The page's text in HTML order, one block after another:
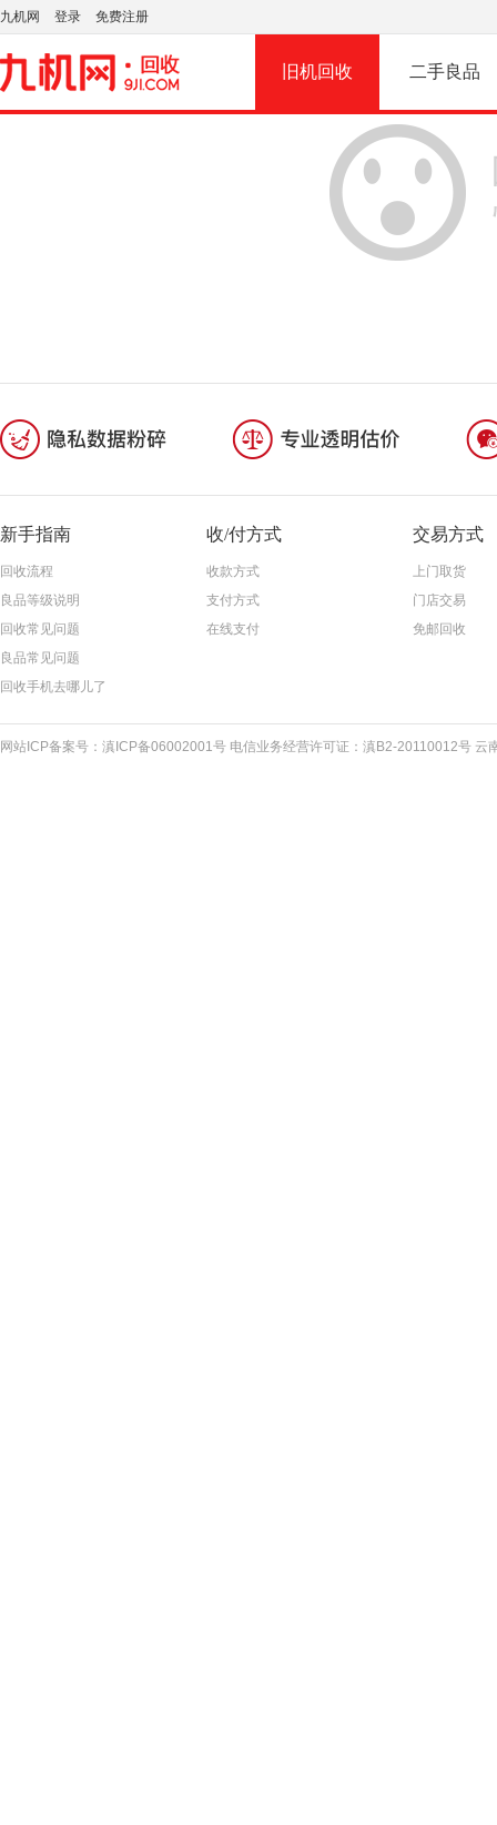
九机网 登录 免费注册
旧机回收 二手良品
新手指南
回收流程
良品等级说明
回收常见问题
良品常见问题
回收手机去哪儿了
收/付方式
收款方式
支付方式
在线支付
交易方式
上门取货
门店交易
免邮回收
网站ICP备案号：滇ICP备06002001号 电信业务经营许可证：滇B2-20110012号